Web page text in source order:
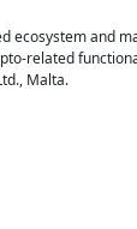
ecosystem and
related
Malta.